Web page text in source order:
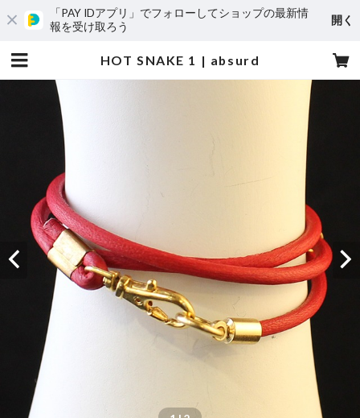
「PAY IDアプリ」でフォローしてショップの最新情
報を受け取ろう
開く
HOT SNAKE 1 | absurd